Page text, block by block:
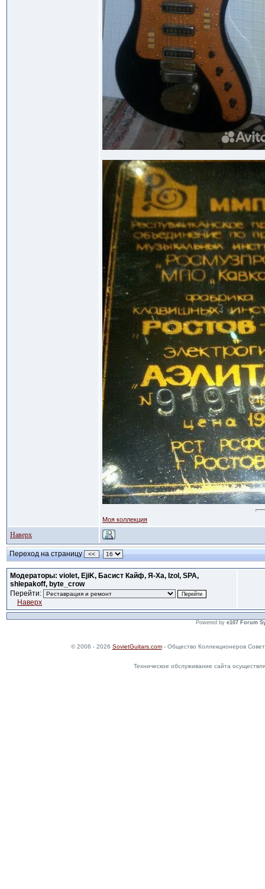
Моя коллекция
Наверх
Переход на страницу <<
Модераторы: violet, EjiK, Басист Кайф, Я-Ха, Izol, SPA,
shlepakoff, byte_crow
Перейти:
Наверх
Powered by e107 Forum
© 2006 - 2026 SovietGuitars.com- Общество Коллекционеров
Техническое обслуживание сайта